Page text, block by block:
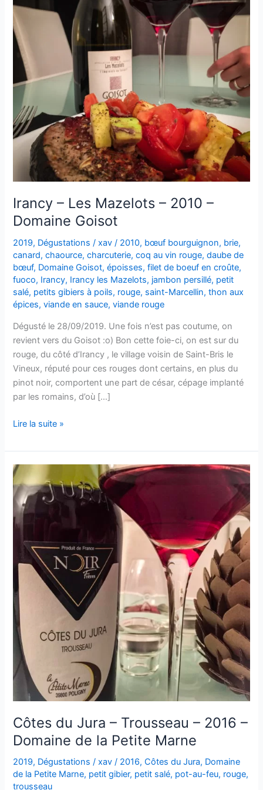
Irancy – Les Mazelots – 2010 –
Domaine Goisot
2019, Dégustations /xav/ 2010, bœuf bourguignon, brie,
canard,chaource,charcuterie,coq au vin rouge,daube de
bœuf, Domaine Goisot,époisses,filet de boeuf en croûte,
fuoco, Irancy, Irancy les Mazelots, jambon persillé, petit
salé, petits gibiers à poils, rouge, saint-Marcellin,thon aux
épices,viande en sauce,viande rouge
Dégusté le 28/09/2019. Une fois n’est pas coutume, on
revient vers du Goisot :o) Bon cette foie-ci, on est sur du
rouge, du côté d’Irancy , le village voisin de Saint-Bris le
Vineux, réputé pour ces rouges dont certains, en plus du
pinot noir, comportent une part de césar, cépage implanté
par les romains, d’où […]
Irancy
Les
Mazelots
–
2010
Domaine
Lire la suite »
Côtes du Jura – Trousseau – 2016 –
Domaine de la Petite Marne
2019, Dégustations /xav/ 2016,Côtes du Jura, Domaine
de la Petite Marne, petit gibier, petit salé, pot-au-feu, rouge,
trousseau